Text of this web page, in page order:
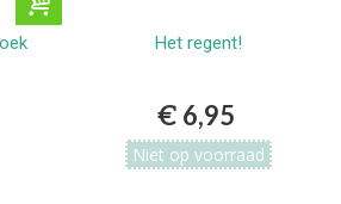
Het regent!
€ 6,95
Niet op voorraad